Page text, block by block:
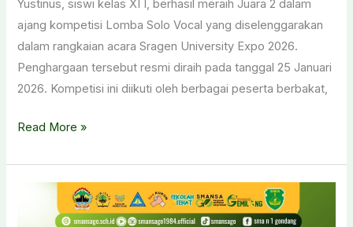
Yustinus, siswi kelas XI I, berhasil meraih Juara 2 dalam
ajang kompetisi Lomba Solo Vocal yang diselenggarakan
dalam rangkaian acara Sragen University Expo 2026.
Penghargaan tersebut resmi diraih pada tanggal 25 Januari
2026. Kompetisi ini diikuti oleh berbagai peserta berbakat,
Siswa
1
Gondang
Read More »